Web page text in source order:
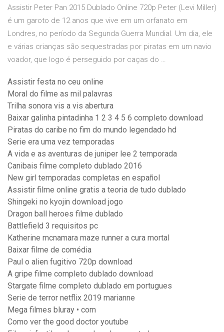
Assistir Peter Pan 2015 Dublado Online 720p Peter (Levi Miller)
é um garoto de 12 anos que vive em um orfanato em
Londres, no período da Segunda Guerra Mundial. Um dia, ele
e várias crianças são sequestradas por piratas em um navio
voador, que logo é perseguido por caças do …
Assistir festa no ceu online
Moral do filme as mil palavras
Trilha sonora vis a vis abertura
Baixar galinha pintadinha 1 2 3 4 5 6 completo download
Piratas do caribe no fim do mundo legendado hd
Serie era uma vez temporadas
A vida e as aventuras de juniper lee 2 temporada
Canibais filme completo dublado 2016
New girl temporadas completas en español
Assistir filme online gratis a teoria de tudo dublado
Shingeki no kyojin download jogo
Dragon ball heroes filme dublado
Battlefield 3 requisitos pc
Katherine mcnamara maze runner a cura mortal
Baixar filme de comédia
Paul o alien fugitivo 720p download
A gripe filme completo dublado download
Stargate filme completo dublado em portugues
Serie de terror netflix 2019 marianne
Mega filmes bluray • com
Como ver the good doctor youtube